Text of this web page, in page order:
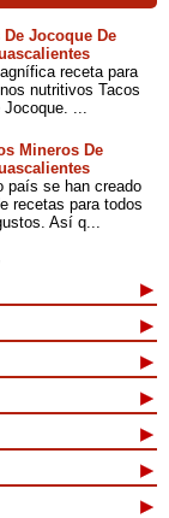
De Jocoque De
receta para
nutritivos Tacos
Jocoque. ...
Mineros De
país se han creado
recetas para todos
Así q...